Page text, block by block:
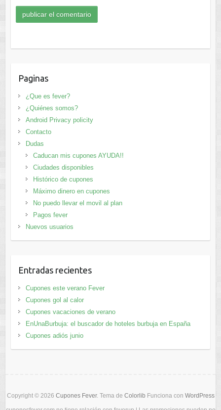
Paginas
¿Que es fever?
¿Quiénes somos?
Android Privacy policity
Contacto
Dudas
Caducan mis cupones AYUDA!!
Ciudades disponibles
Histórico de cupones
Máximo dinero en cupones
No puedo llevar el movil al plan
Pagos fever
Nuevos usuarios
Entradas recientes
Cupones este verano Fever
Cupones gol al calor
Cupones vacaciones de verano
EnUnaBurbuja: el buscador de hoteles burbuja en España
Cupones adiós junio
Copyright © 2026 Cupones Fever. Tema de Colorlib Funciona con WordPress